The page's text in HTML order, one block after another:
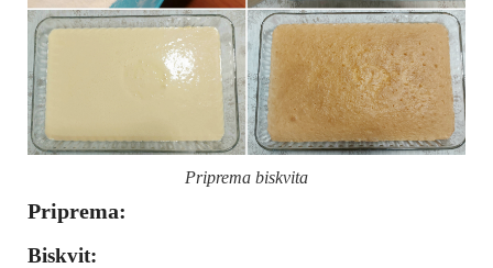
Priprema biskvita
Priprema:
Biskvit: